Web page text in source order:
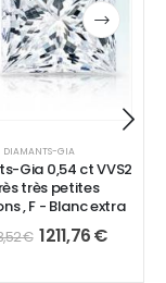
DIAMANTS-GIA
Gia 0,54 ct VVS2
très petites
, F - Blanc extra
€ 1211,76€